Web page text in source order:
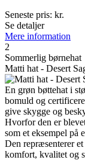
Seneste pris: kr.
Se detaljer
Mere information
2
Sommerlig børnehat
Matti hat - Desert
En grøn bøttehat i
bomuld og
give skygge og
Hvorfor den er
som et eksempel på
Den repræsenterer
komfort, kvalitet og